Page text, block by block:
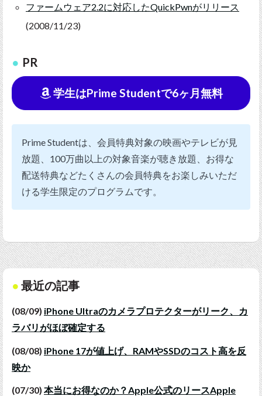
ファームウェア2.2に対応したQuickPwnがリリース
(2008/11/23)
PR
学生はPrime Studentで6ヶ月無料
Prime Studentは、会員特典対象の映画やテレビが見
放題、100万曲以上の対象音楽が聴き放題、お得な
配送特典などたくさんの会員特典をお楽しみいただ
ける学生限定のプログラムです。
最近の記事
(08/09) iPhone Ultraのカメラプロテクターがリーク、カ
ラバリがほぼ確定する
(08/08) iPhone 17が値上げ、RAMやSSDのコスト高を反
映か
(07/30) 本当にお得なのか？Apple公式のリースApple